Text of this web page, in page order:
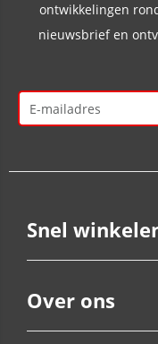
ontwikkelingen
nieuwsbrief en
Snel
Over ons